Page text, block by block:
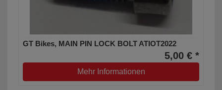
GT Bikes, MAIN PIN LOCK BOLT ATIOT2022
5,00 € *
Mehr Informationen